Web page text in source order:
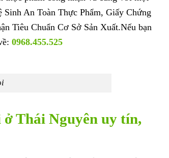
An Toàn Thực Phẩm, Giấy Chứng
Tiêu Chuẩn Cơ Sở Sản Xuất.Nếu bạn
0968.455.525
Thái Nguyên uy tín,